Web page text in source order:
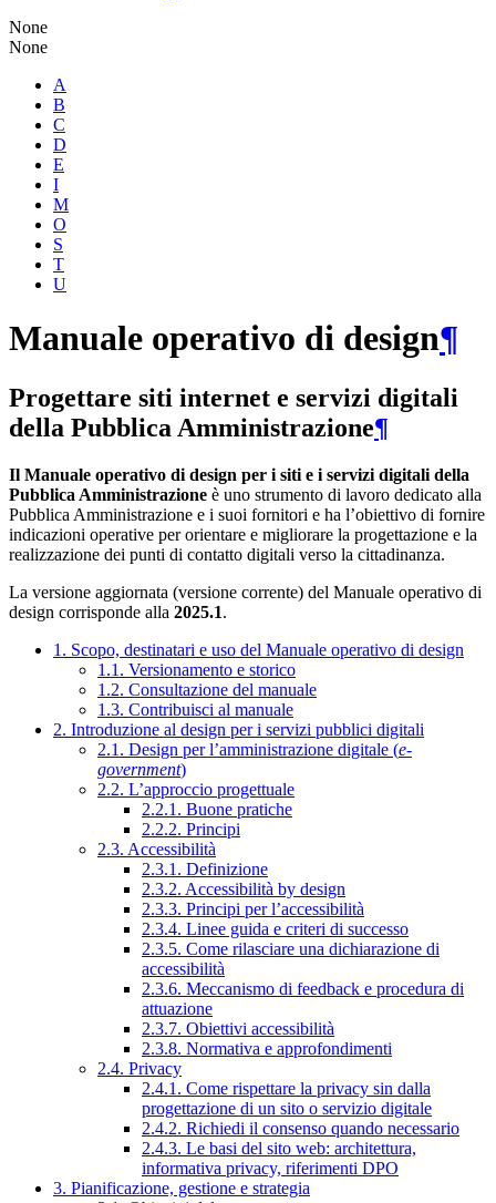
None
None
A
B
C
D
E
I
M
O
S
T
U
Manuale operativo di design¶
Progettare siti internet e servizi digitali
della Pubblica Amministrazione¶
Il Manuale operativo di design per i siti e i servizi digitali della
Pubblica Amministrazione è uno strumento di lavoro dedicato alla
Pubblica Amministrazione e i suoi fornitori e ha l’obiettivo di fornire
indicazioni operative per orientare e migliorare la progettazione e la
realizzazione dei punti di contatto digitali verso la cittadinanza.
La versione aggiornata (versione corrente) del Manuale operativo di
design corrisponde alla 2025.1.
1. Scopo, destinatari e uso del Manuale operativo di design
1.1. Versionamento e storico
1.2. Consultazione del manuale
1.3. Contribuisci al manuale
2. Introduzione al design per i servizi pubblici digitali
2.1. Design per l’amministrazione digitale (e-
government)
2.2. L’approccio progettuale
2.2.1. Buone pratiche
2.2.2. Principi
2.3. Accessibilità
2.3.1. Definizione
2.3.2. Accessibilità by design
2.3.3. Principi per l’accessibilità
2.3.4. Linee guida e criteri di successo
2.3.5. Come rilasciare una dichiarazione di
accessibilità
2.3.6. Meccanismo di feedback e procedura di
attuazione
2.3.7. Obiettivi accessibilità
2.3.8. Normativa e approfondimenti
2.4. Privacy
2.4.1. Come rispettare la privacy sin dalla
progettazione di un sito o servizio digitale
2.4.2. Richiedi il consenso quando necessario
2.4.3. Le basi del sito web: architettura,
informativa privacy, riferimenti DPO
3. Pianificazione, gestione e strategia